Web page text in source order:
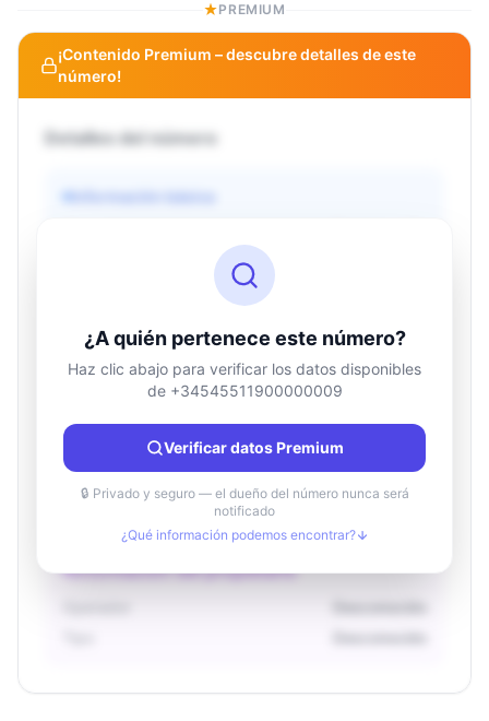
PREMIUM
¡Contenido Premium – descubre detalles de este
número!
Detalles del número
Información básica
Información de ubicación
País
Desconocido
Ciudad
Desconocido
Región
Desconocido
Información del propietario
¿A quién pertenece este número?
Haz clic abajo para verificar los datos disponibles
de +34545511900000009
Verificar datos Premium
🔒 Privado y seguro — el dueño del número nunca será
notificado
¿Qué información podemos encontrar?